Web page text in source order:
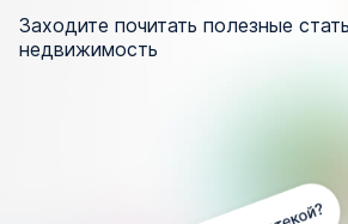
Заходите почитать полезные
недвижимость